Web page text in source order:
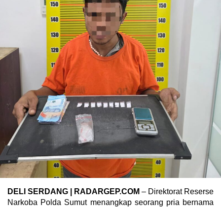
DELI SERDANG | RADARGEP.COM – Direktorat Reserse
Narkoba Polda Sumut menangkap seorang pria bernama